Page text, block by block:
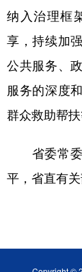
纳入治理框
享，持续加
公共服务、
服务的深度
群众救助帮
省委常委
平，省直有